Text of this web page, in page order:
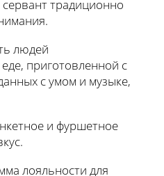
традиционно
людей
приготовленной с
с умом и музыке,
и фуршетное
лояльности для